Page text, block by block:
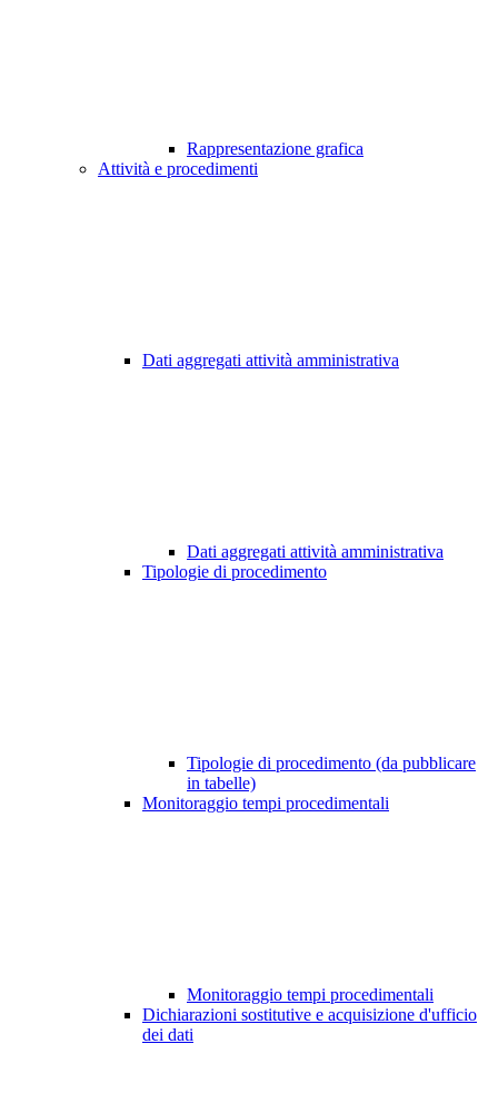
Rappresentazione grafica
Attività e procedimenti
Dati aggregati attività amministrativa
Dati aggregati attività amministrativa
Tipologie di procedimento
Tipologie di procedimento (da pubblicare
in tabelle)
Monitoraggio tempi procedimentali
Monitoraggio tempi procedimentali
Dichiarazioni sostitutive e acquisizione d'ufficio
dei dati